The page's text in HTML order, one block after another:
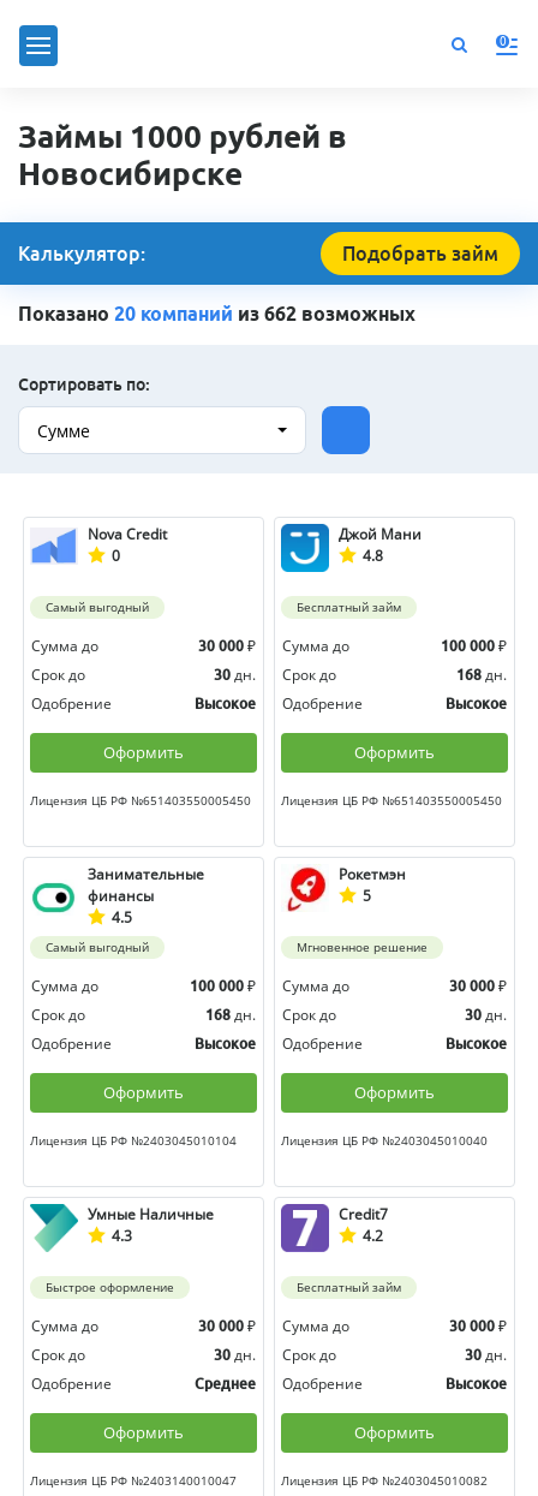
0
Займы 1000 рублей в
Новосибирске
Калькулятор: Подобрать займ
Показано 20 компаний из 662 возможных
Сортировать по:
Сумме
Nova Credit
0
Самый выгодный
Сумма до 30 000 ₽
Срок до
30 дн.
Одобрение
Высокое
Оформить
Лицензия ЦБ РФ №651403550005450
Джой Мани
4.8
Бесплатный займ
Сумма до 100 000 ₽
Срок до
168 дн.
Одобрение
Высокое
Оформить
Лицензия ЦБ РФ №651403550005450
Занимательные
финансы
4.5
Самый выгодный
Сумма до 100 000 ₽
Срок до
168 дн.
Одобрение
Высокое
Оформить
Лицензия ЦБ РФ №2403045010104
Рокетмэн
5
Мгновенное решение
Сумма до 30 000 ₽
Срок до
30 дн.
Одобрение
Высокое
Оформить
Лицензия ЦБ РФ №2403045010040
Умные Наличные
4.3
Быстрое оформление
Сумма до 30 000 ₽
Срок до
30 дн.
Одобрение
Среднее
Оформить
Лицензия ЦБ РФ №2403140010047
Credit7
4.2
Бесплатный займ
Сумма до 30 000 ₽
Срок до
30 дн.
Одобрение
Высокое
Оформить
Лицензия ЦБ РФ №2403045010082